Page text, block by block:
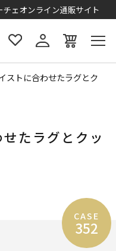
ェオンライン通販サイト
ストに合わせたラグとク
たラグとクッ
CASE
352